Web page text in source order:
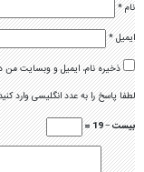
نام*
ایمیل*
ذخیره نام، ایمیل و وبسایت من
لطفا پاسخ را به عدد انگلیسی وارد
بیست − 19 =